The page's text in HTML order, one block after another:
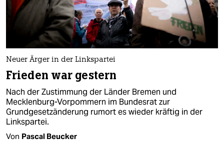
wahrheit
verlag
verlag
veranstaltungen
shop
Neuer Ärger in der Linkspartei
Frieden war gestern
Nach der Zustimmung der Länder Bremen und
Mecklenburg-Vorpommern im Bundesrat zur
Grundgesetzänderung rumort es wieder kräftig in der
Linkspartei.
Von Pascal Beucker